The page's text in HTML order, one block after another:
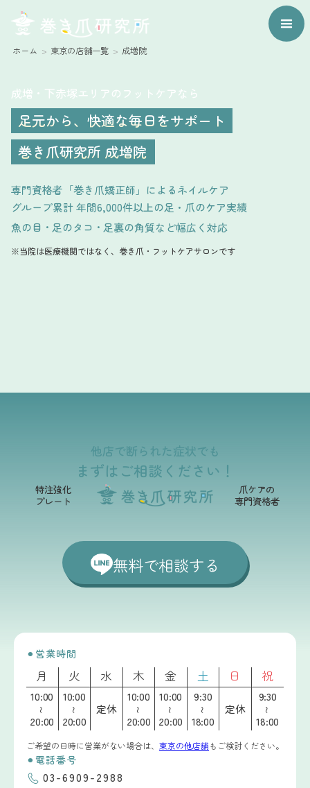
ホーム 東京の店舗一覧 成増院
足元から、快適な毎日をサポート
巻き爪研究所 成増院
成増・下赤塚エリアのフットケアなら
専門資格者「巻き爪矯正師」によるネイルケア
グループ累計 年間6,000件以上の足・爪のケア実績
魚の目 ・ 足のタコ ・ 足裏の角質など幅広く対応
※当院は医療機関ではなく、巻き爪・フットケアサロンです
特注強化
プレート
他店で断られた症状でも
まずはご相談ください！
爪ケアの
専門資格者
無料で相談する
⚫︎営業時間
月 火 水 木 金 土 日 祝
10:00
～
20:00
10:00
～
20:00
定休
10:00
～
20:00
10:00
～
20:00
9:30
～
18:00
定休
9:30
～
18:00
ご希望の日時に営業がない場合は、 東京の他店舗もご検討ください。
⚫︎電話番号
03-6909-2988